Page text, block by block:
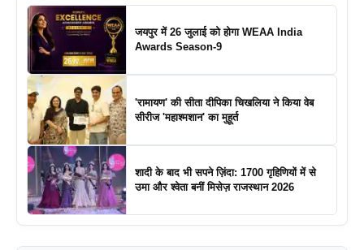
जयपुर में 26 जुलाई को होगा WEAA India
Awards Season-9
'रामायण' की सीता दीपिका चिखलिया ने किया वेब
सीरीज 'महाश्मशान' का मुहूर्त
शादी के बाद भी सपने ज़िंदा: 1700 गृहिणियों में से
उमा और श्वेता बनीं मिसेज़ राजस्थान 2026